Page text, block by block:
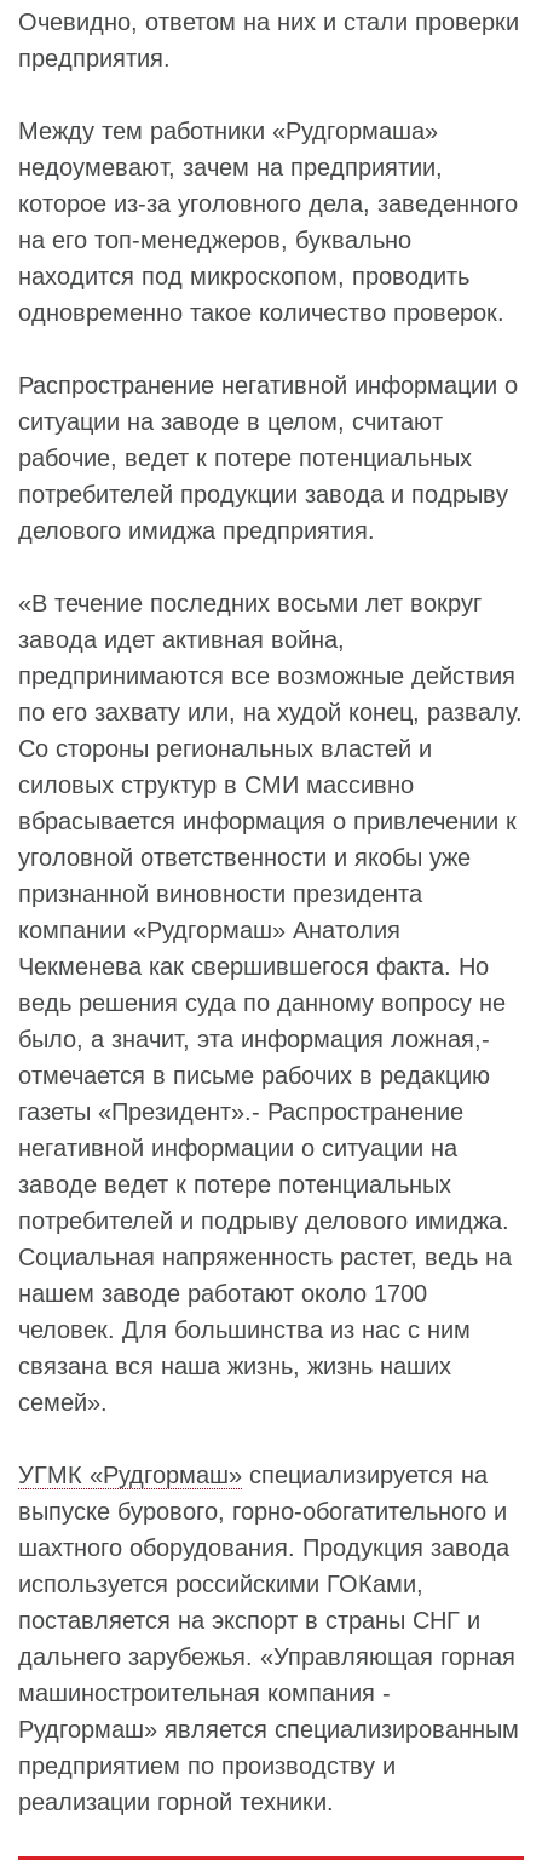
Очевидно, ответом на них и стали проверки
предприятия.
Между тем работники «Рудгормаша»
недоумевают, зачем на предприятии,
которое из-за уголовного дела, заведенного
на его топ-менеджеров, буквально
находится под микроскопом, проводить
одновременно такое количество проверок.
Распространение негативной информации о
ситуации на заводе в целом, считают
рабочие, ведет к потере потенциальных
потребителей продукции завода и подрыву
делового имиджа предприятия.
«В течение последних восьми лет вокруг
завода идет активная война,
предпринимаются все возможные действия
по его захвату или, на худой конец, развалу.
Со стороны региональных властей и
силовых структур в СМИ массивно
вбрасывается информация о привлечении к
уголовной ответственности и якобы уже
признанной виновности президента
компании «Рудгормаш» Анатолия
Чекменева как свершившегося факта. Но
ведь решения суда по данному вопросу не
было, а значит, эта информация ложная,-
отмечается в письме рабочих в редакцию
газеты «Президент».- Распространение
негативной информации о ситуации на
заводе ведет к потере потенциальных
потребителей и подрыву делового имиджа.
Социальная напряженность растет, ведь на
нашем заводе работают около 1700
человек. Для большинства из нас с ним
связана вся наша жизнь, жизнь наших
семей».
УГМК «Рудгормаш» специализируется на
выпуске бурового, горно-обогатительного и
шахтного оборудования. Продукция завода
используется российскими ГОКами,
поставляется на экспорт в страны СНГ и
дальнего зарубежья. «Управляющая горная
машиностроительная компания -
Рудгормаш» является специализированным
предприятием по производству и
реализации горной техники.